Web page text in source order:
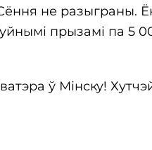
не разыграны.
прызамі па 5
ў Мінску!